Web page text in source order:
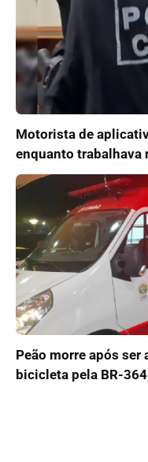
Motorista de
enquanto trabalhava
Peão morre após
bicicleta pela BR-